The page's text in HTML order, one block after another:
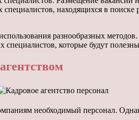
находящихся в
разнообразных
которые будут
необходимый персонал.